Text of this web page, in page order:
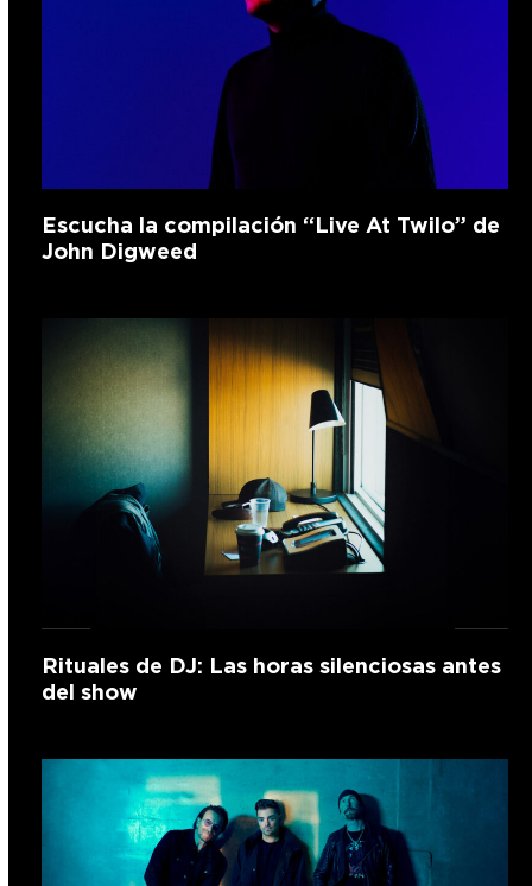
Escucha la compilación “Live At Twilo” de
John Digweed
Rituales de DJ: Las horas silenciosas antes
del show